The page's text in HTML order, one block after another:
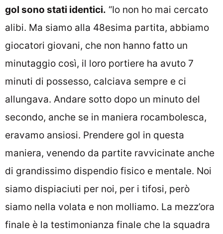
gol sono stati identici. “Io non ho mai cercato
alibi. Ma siamo alla 48esima partita, abbiamo
giocatori giovani, che non hanno fatto un
minutaggio così, il loro portiere ha avuto 7
minuti di possesso, calciava sempre e ci
allungava. Andare sotto dopo un minuto del
secondo, anche se in maniera rocambolesca,
eravamo ansiosi. Prendere gol in questa
maniera, venendo da partite ravvicinate anche
di grandissimo dispendio fisico e mentale. Noi
siamo dispiaciuti per noi, per i tifosi, però
siamo nella volata e non molliamo. La mezz’ora
finale è la testimonianza finale che la squadra